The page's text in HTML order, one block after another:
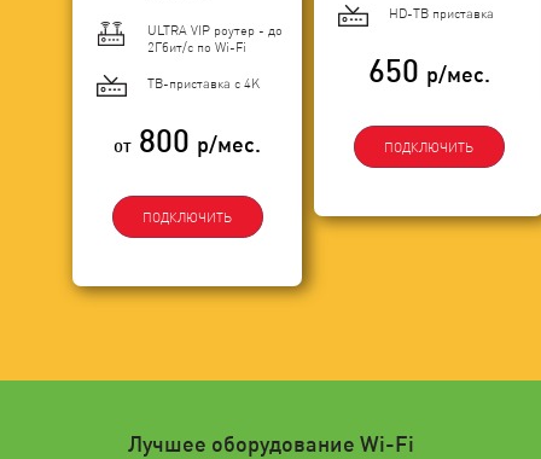
ULTRA VIP роутер - до
2Гбит/c по Wi-Fi
ТВ-приставка с 4K
от 800 р/мес.
ПОДКЛЮЧИТЬ
HD-ТВ приставка
650 р/мес.
ПОДКЛЮЧИТЬ
Лучшее оборудование Wi-Fi